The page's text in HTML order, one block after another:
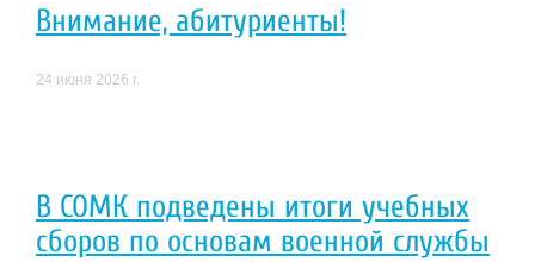
Внимание, абитуриенты!
24 июня 2026 г.
В СОМК подведены итоги учебных
сборов по основам военной службы